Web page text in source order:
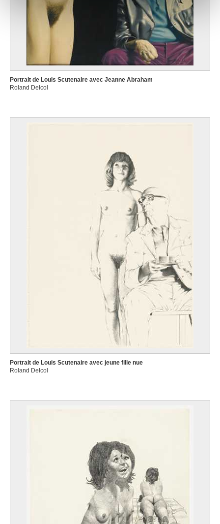
notre site avec nos partenaires de médias sociaux, de
publicité et d'analyse, qui peuvent combiner celles-ci
avec d'autres informations que vous leur avez fournies
ou qu'ils ont collectées lors de votre utilisation de leurs
Portrait de Louis Scutenaire avec Jeanne Abraham
Roland Delcol
Portrait de Louis Scutenaire avec jeune fille nue
Roland Delcol